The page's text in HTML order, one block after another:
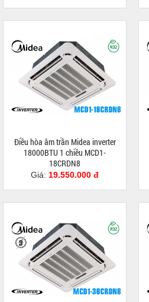
Điều hòa âm trần Midea inverter
18000BTU 1 chiều MCD1-
18CRDN8
Giá: 19.550.000 đ